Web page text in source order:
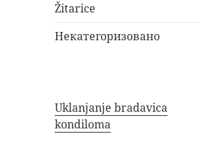
Žitarice
Некатегоризовано
Uklanjanje bradavica
kondiloma